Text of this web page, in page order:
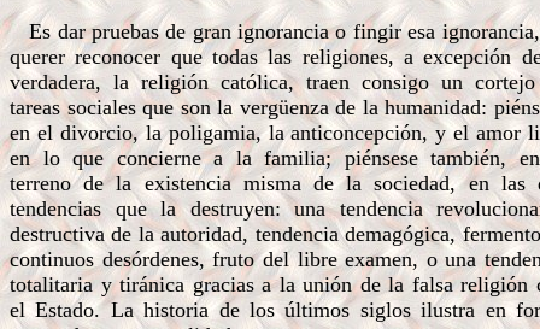
Es dar pruebas de gran ignorancia o fingir esa
querer reconocer que todas las religiones, a excepción
verdadera, la religión católica, traen consigo un
tareas sociales que son la vergüenza de la humanidad:
en el divorcio, la poligamia, la anticoncepción, y el amor
en lo que concierne a la familia; piénsese también,
terreno de la existencia misma de la sociedad, en las
tendencias que la destruyen: una tendencia
destructiva de la autoridad, tendencia demagógica,
continuos desórdenes, fruto del libre examen, o una
totalitaria y tiránica gracias a la unión de la falsa religión
el Estado. La historia de los últimos siglos ilustra en